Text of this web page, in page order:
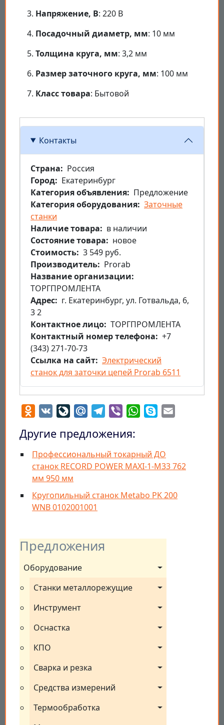
Предложения
Оборудование
Станки металлорежущие
Инструмент
Оснастка
КПО
Сварка и резка
Средства измерений
Термообработка
Напряжение, В: 220 В
Посадочный диаметр, мм: 10 мм
Толщина круга, мм: 3,2 мм
Размер заточного круга, мм: 100 мм
Класс товара: Бытовой
Контакты
Страна
Россия
Город
Екатеринбург
Категория объявления
Предложение
Категория оборудования Заточные
станки
Наличие товара
в наличии
Состояние товара
новое
Стоимость 3 549 руб.
Производитель
Prorab
Название организации
ТОРГПРОМЛЕНТА
Aдрес
г. Екатеринбург, ул. Готвальда, 6,
3 2
Контактное лицо ТОРГПРОМЛЕНТА
Контактный номер телефона
+7
(343) 271-70-73
Ссылка на сайт Электрический
станок для заточки цепей Prorab 6511
Odnoklassniki
VK LiveJournal
Mail.RuTelegram
Viber WhatsApp
Skype
Другие предложения:
Профессиональный токарный ДО
станок RECORD POWER MAXI-1-M33 762
мм 950 мм
Кругопильный станок Metabo PK 200
WNB 0102001001